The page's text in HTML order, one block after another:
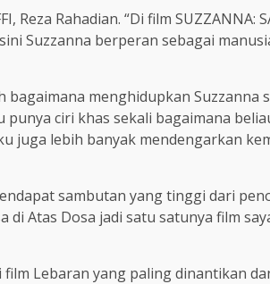
Rahadian. “Di film SUZZANNA:
Suzzanna berperan sebagai
menghidupkan Suzzanna
ciri khas sekali bagaimana
lebih banyak mendengarkan
sambutan yang tinggi dari
Atas Dosa jadi satu satunya film
film Lebaran yang paling dinantikan